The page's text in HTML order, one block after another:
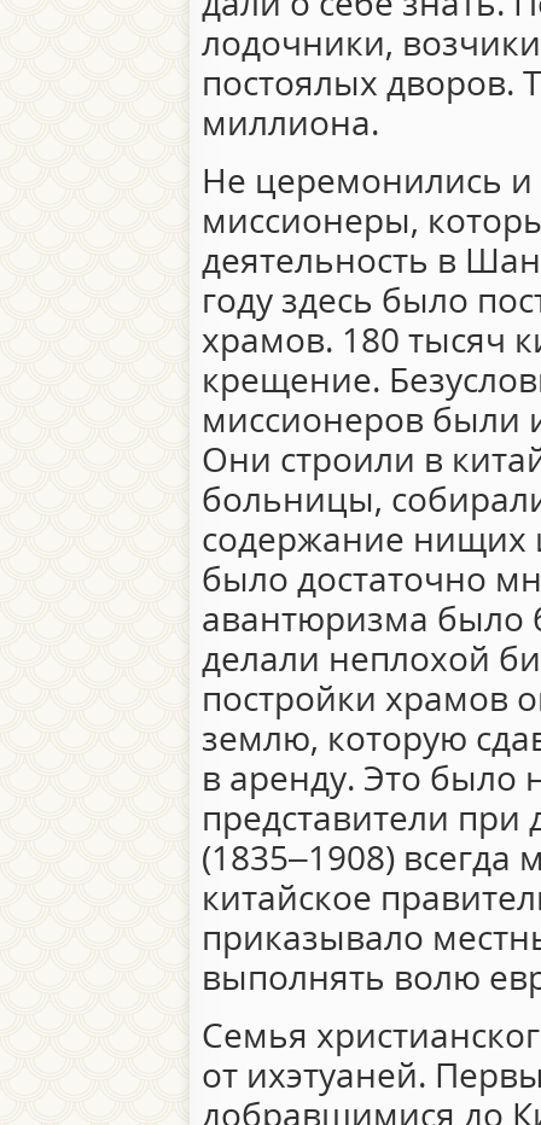
лодочники,
постоялых дворов.
миллиона.
Не церемонились и
миссионеры,
деятельность в
году здесь было
храмов. 180 тысяч
крещение.
миссионеров были
Они строили в
больницы,
содержание нищих
было достаточно
авантюризма
делали неплохой
постройки храмов
землю, которую
в аренду. Это было
представители
(1835–1908) всегда
китайское
приказывало
выполнять волю
Семья
от ихэтуаней.
добравшимися до